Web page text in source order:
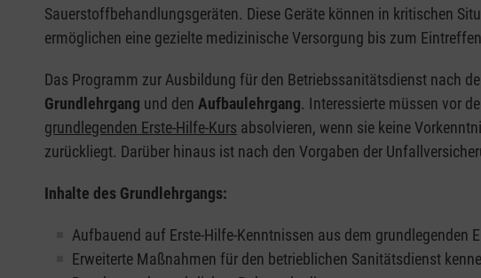
Sauerstoffbehandlungsgeräten. Diese Geräte können in kritischen
ermöglichen eine gezielte medizinische Versorgung bis zum
Das Programm zur Ausbildung für den Betriebssanitätsdienst nach
Grundlehrgang und den Aufbaulehrgang. Interessierte müssen vor
grundlegenden Erste-Hilfe-Kurs absolvieren, wenn sie keine
zurückliegt. Darüber hinaus ist nach den Vorgaben der
Inhalte des Grundlehrgangs:
Aufbauend auf Erste-Hilfe-Kenntnissen aus dem grundlegenden
Erweiterte Maßnahmen für den betrieblichen Sanitätsdienst